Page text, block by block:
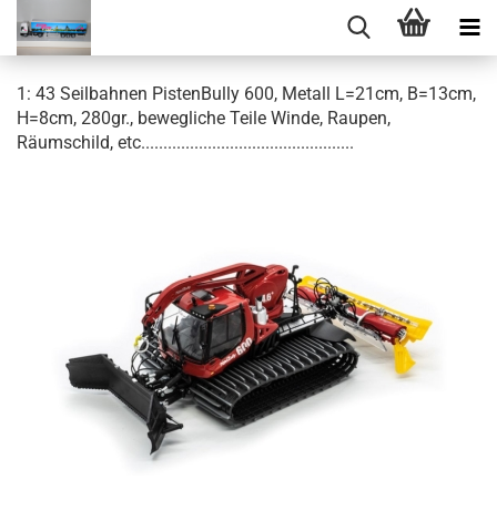
1: 43 Seilbahnen PistenBully 600, Metall L=21cm, B=13cm,
H=8cm, 280gr., bewegliche Teile Winde, Raupen,
Räumschild, etc................................................